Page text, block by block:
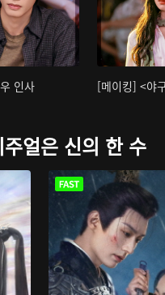
인사 [메이킹] <야
얼은 신의 한 수